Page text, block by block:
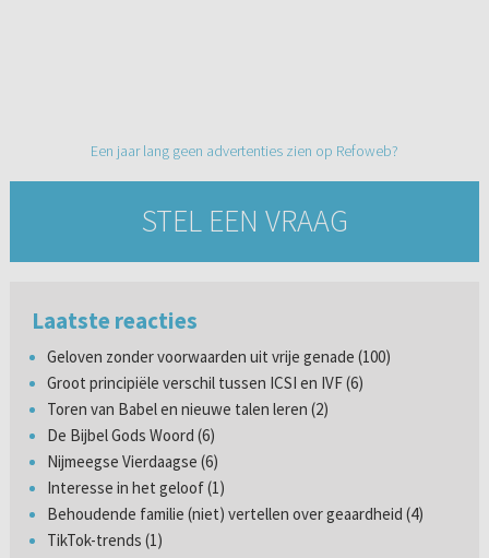
Een jaar lang geen advertenties zien op Refoweb?
STEL EEN VRAAG
Laatste reacties
Geloven zonder voorwaarden uit vrije genade (100)
Groot principiële verschil tussen ICSI en IVF (6)
Toren van Babel en nieuwe talen leren (2)
De Bijbel Gods Woord (6)
Nijmeegse Vierdaagse (6)
Interesse in het geloof (1)
Behoudende familie (niet) vertellen over geaardheid (4)
TikTok-trends (1)